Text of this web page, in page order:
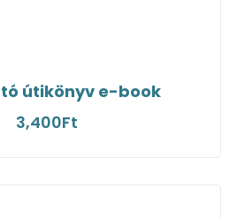
útikönyv e-book
3,400Ft